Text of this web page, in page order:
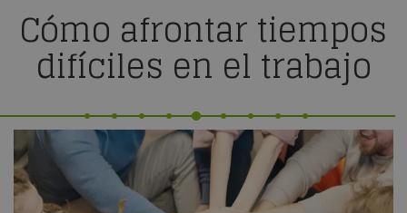
Cómo afrontar tiempos
difíciles en el trabajo